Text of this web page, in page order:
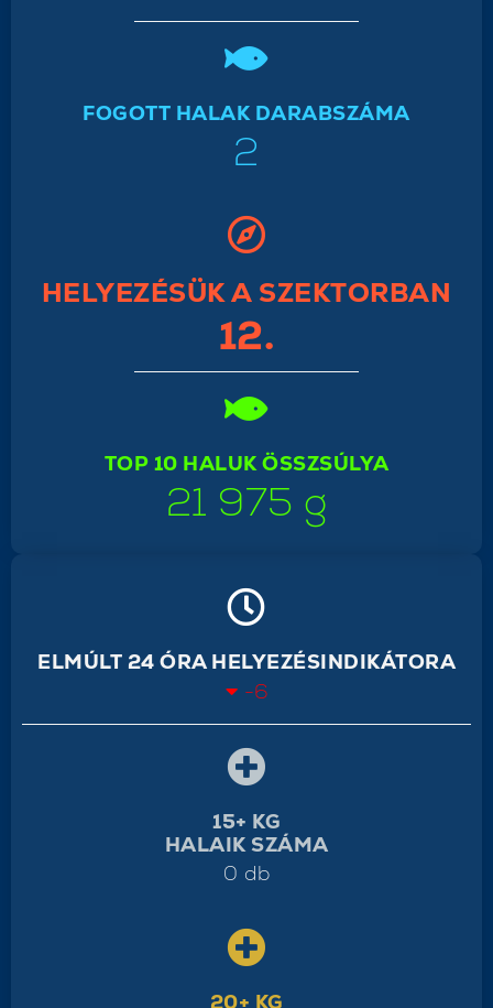
FOGOTT HALAK DARABSZÁMA
2
HELYEZÉSÜK A SZEKTORBAN
12.
TOP 10 HALUK ÖSSZSÚLYA
21 975 g
ELMÚLT 24 ÓRA HELYEZÉSINDIKÁTORA
-6
15+ KG
HALAIK SZÁMA
0 db
20+ KG